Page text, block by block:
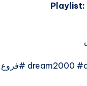
Playlist: